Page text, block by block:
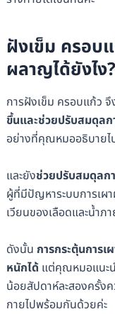
ฝังเข็ม ครอบ
ผลาญได้ยังไง?
การฝังเข็ม ครอบแก้ว จึ
ขึ้นและช่วยปรับสมดุลก
อย่างที่คุณหมออธิบายไ
และยังช่วยปรับสมดุลก
ผู้ที่มีปัญหาระบบการเผ
เวียนของเลือดและน้ำภ
ดังนั้น การกระตุ้นการ
หนักได้แต่คุณหมอแนะน
น้อยสัปดาห์ละสองครั้ง
กายไปพร้อมกันด้วยค่ะ